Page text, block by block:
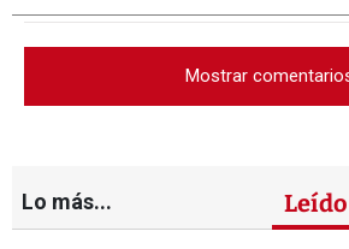
Mostrar
Lo más... Leído